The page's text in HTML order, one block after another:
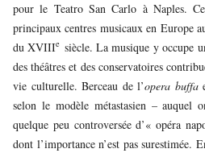
pour le Teatro San Carlo à Naples.
principaux centres musicaux en Europe
du XVIIIe siècle. La musique y occupe
des théâtres et des conservatoires
vie culturelle. Berceau de l’opera buffa
selon le modèle métastasien – auquel
quelque peu controversée d’« opéra
dont l’importance n’est pas surestimée.